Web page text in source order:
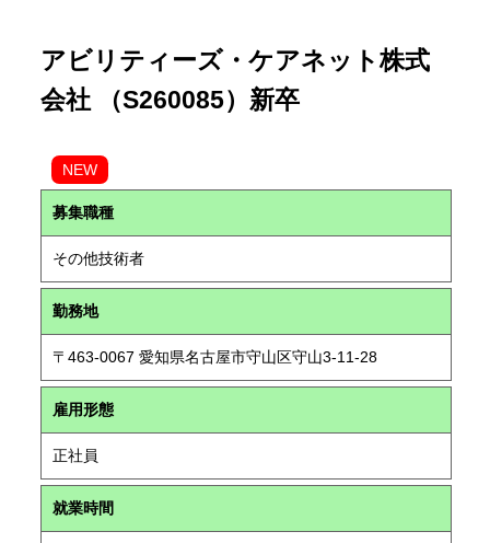
アビリティーズ・ケアネット株式
会社 （S260085）新卒
NEW
募集職種
その他技術者
勤務地
〒463-0067 愛知県名古屋市守山区守山3-11-28
雇用形態
正社員
就業時間